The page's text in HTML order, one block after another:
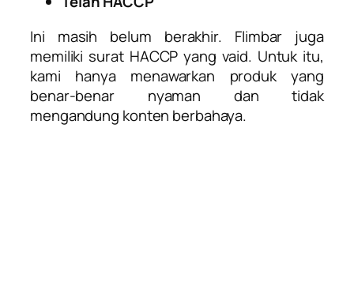
Ini masih belum berakhir. Flimbar juga
memiliki surat HACCP yang vaid. Untuk itu,
kami hanya menawarkan produk yang
benar-benar nyaman dan tidak
mengandung konten berbahaya.